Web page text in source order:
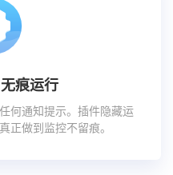
痕运行
何通知提示。插件隐藏运
正做到监控不留痕。